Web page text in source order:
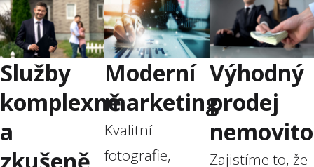
Služby
komplexně
a
Moderní
marketing
Kvalitní
fotografie,
Výhodný
prodej
Zajistíme to, že